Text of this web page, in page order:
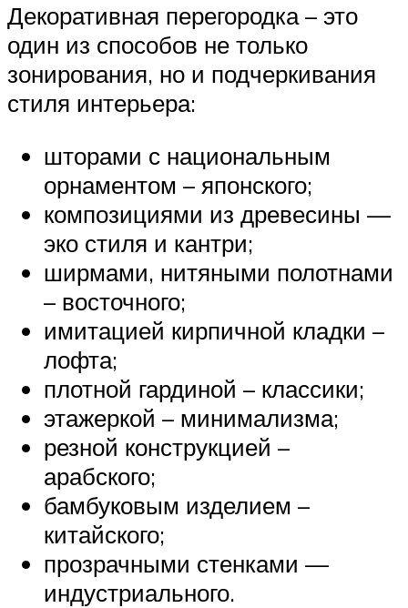
Декоративная перегородка – это
один из способов не только
зонирования, но и подчеркивания
стиля интерьера:
шторами с национальным
орнаментом – японского;
композициями из древесины —
эко стиля и кантри;
ширмами, нитяными полотнами
– восточного;
имитацией кирпичной кладки –
лофта;
плотной гардиной – классики;
этажеркой – минимализма;
резной конструкцией –
арабского;
бамбуковым изделием –
китайского;
прозрачными стенками —
индустриального.